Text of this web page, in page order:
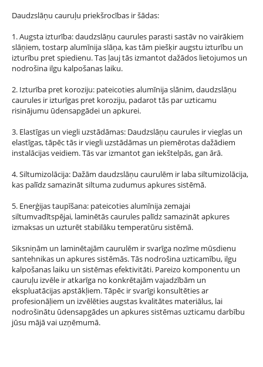
Daudzslāņu cauruļu priekšrocības ir šādas:
1. Augsta izturība: daudzslāņu caurules parasti sastāv no vairākiem
slāņiem, tostarp alumīnija slāņa, kas tām piešķir augstu izturību un
izturību pret spiedienu. Tas ļauj tās izmantot dažādos lietojumos un
nodrošina ilgu kalpošanas laiku.
2. Izturība pret koroziju: pateicoties alumīnija slānim, daudzslāņu
caurules ir izturīgas pret koroziju, padarot tās par uzticamu
risinājumu ūdensapgādei un apkurei.
3. Elastīgas un viegli uzstādāmas: Daudzslāņu caurules ir vieglas un
elastīgas, tāpēc tās ir viegli uzstādāmas un piemērotas dažādiem
instalācijas veidiem. Tās var izmantot gan iekštelpās, gan ārā.
4. Siltumizolācija: Dažām daudzslāņu caurulēm ir laba siltumizolācija,
kas palīdz samazināt siltuma zudumus apkures sistēmā.
5. Enerģijas taupīšana: pateicoties alumīnija zemajai
siltumvadītspējai, laminētās caurules palīdz samazināt apkures
izmaksas un uzturēt stabilāku temperatūru sistēmā.
Siksniņām un laminētajām caurulēm ir svarīga nozīme mūsdienu
santehnikas un apkures sistēmās. Tās nodrošina uzticamību, ilgu
kalpošanas laiku un sistēmas efektivitāti. Pareizo komponentu un
cauruļu izvēle ir atkarīga no konkrētajām vajadzībām un
ekspluatācijas apstākļiem. Tāpēc ir svarīgi konsultēties ar
profesionāļiem un izvēlēties augstas kvalitātes materiālus, lai
nodrošinātu ūdensapgādes un apkures sistēmas uzticamu darbību
jūsu mājā vai uzņēmumā.